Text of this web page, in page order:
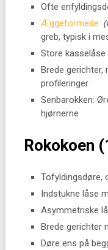
Ofte
Æggeformede
greb, typisk i
Store
Brede gerichter,
profileringer
Senbarokken:
hjørnerne
Rokokoen
Tofyldingsdøre,
Indstukne låse
Asymmetriske
Brede gerichter
Døre ens på